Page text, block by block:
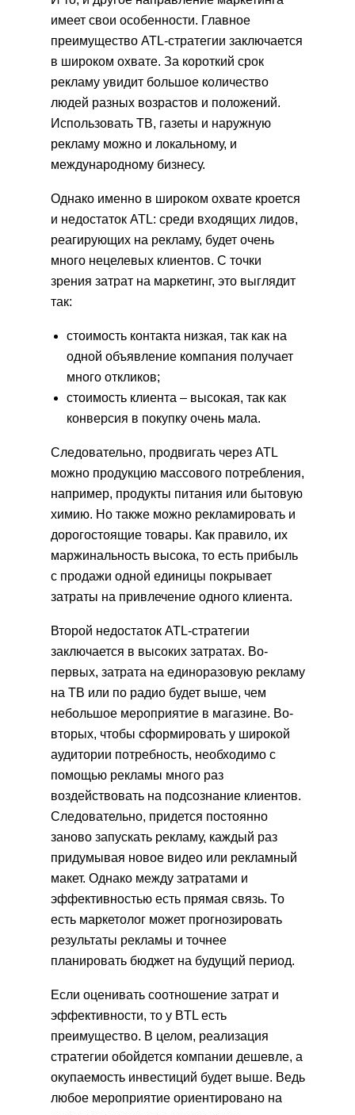
имеет свои особенности. Главное
преимущество ATL-стратегии заключается
в широком охвате. За короткий срок
рекламу увидит большое количество
людей разных возрастов и положений.
Использовать ТВ, газеты и наружную
рекламу можно и локальному, и
международному бизнесу.
Однако именно в широком охвате кроется
и недостаток ATL: среди входящих лидов,
реагирующих на рекламу, будет очень
много нецелевых клиентов. С точки
зрения затрат на маркетинг, это выглядит
так:
стоимость контакта низкая, так как на
одной объявление компания получает
много откликов;
стоимость клиента – высокая, так как
конверсия в покупку очень мала.
Следовательно, продвигать через ATL
можно продукцию массового потребления,
например, продукты питания или бытовую
химию. Но также можно рекламировать и
дорогостоящие товары. Как правило, их
маржинальность высока, то есть прибыль
с продажи одной единицы покрывает
затраты на привлечение одного клиента.
Второй недостаток ATL-стратегии
заключается в высоких затратах. Во-
первых, затрата на единоразовую рекламу
на ТВ или по радио будет выше, чем
небольшое мероприятие в магазине. Во-
вторых, чтобы сформировать у широкой
аудитории потребность, необходимо с
помощью рекламы много раз
воздействовать на подсознание клиентов.
Следовательно, придется постоянно
заново запускать рекламу, каждый раз
придумывая новое видео или рекламный
макет. Однако между затратами и
эффективностью есть прямая связь. То
есть маркетолог может прогнозировать
результаты рекламы и точнее
планировать бюджет на будущий период.
Если оценивать соотношение затрат и
эффективности, то у BTL есть
преимущество. В целом, реализация
стратегии обойдется компании дешевле, а
окупаемость инвестиций будет выше. Ведь
любое мероприятие ориентировано на